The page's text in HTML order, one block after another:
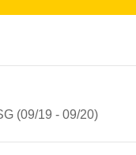
(09/19 - 09/20)